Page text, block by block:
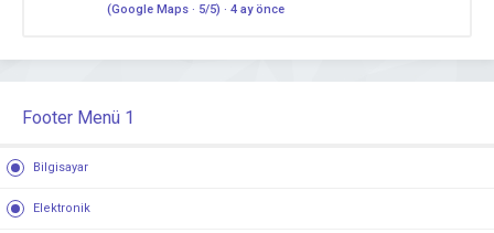
(Google Maps · 5/5) · 4 ay önce
Footer Menü 1
Bilgisayar
Elektronik